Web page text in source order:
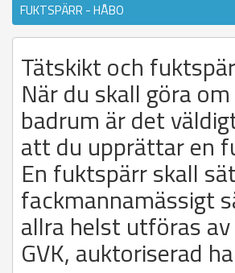
FUKTSPÄRR - HÅBO
Tätskikt och
När du skall göra
badrum är det
att du upprättar en
En fuktspärr skall
fackmannamässigt
allra helst utföras av
GVK, auktoriserad